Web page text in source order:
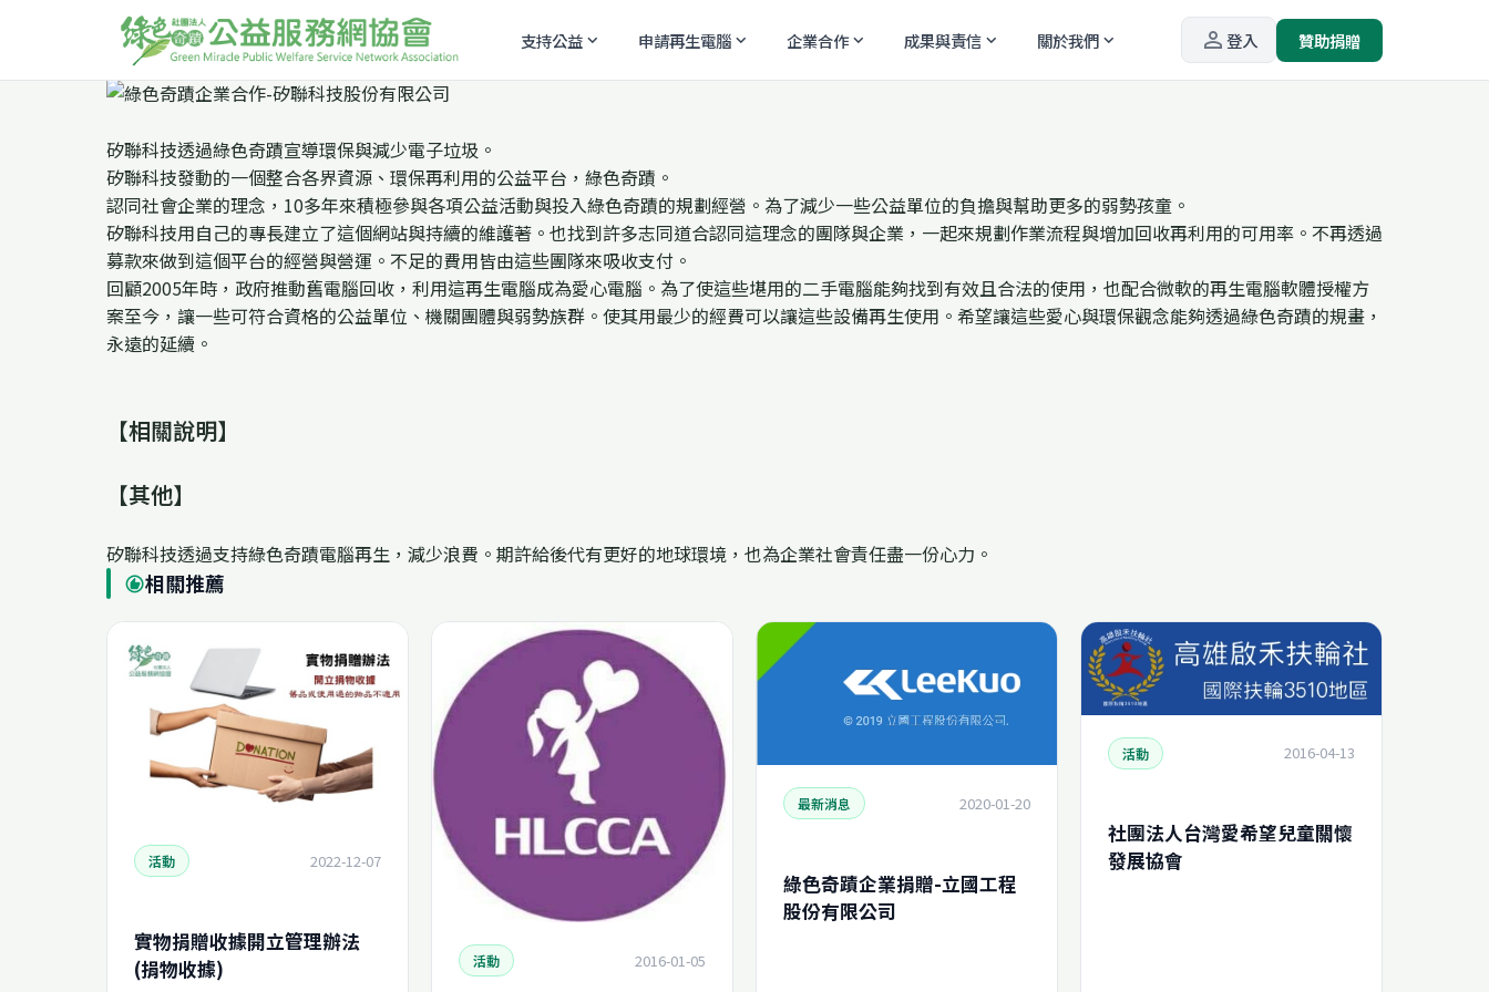
支持公益expand_more 申請再生電腦expand_more 企業合作expand_more 成果與責信expand_more 關於我們expand_more person_outline登入 贊助捐贈
矽聯科技透過綠色奇蹟宣導環保與減少電子垃圾。
矽聯科技發動的一個整合各界資源、環保再利用的公益平台，綠色奇蹟。
認同社會企業的理念，10多年來積極參與各項公益活動與投入綠色奇蹟的規劃經營。為了減少一些公益單位的負擔與幫助更多的弱勢孩童。
矽聯科技用自己的專長建立了這個網站與持續的維護著。也找到許多志同道合認同這理念的團隊與企業，一起來規劃作業流程與增加回收再利用的可用率。不再透過
募款來做到這個平台的經營與營運。不足的費用皆由這些團隊來吸收支付。
回顧2005年時，政府推動舊電腦回收，利用這再生電腦成為愛心電腦。為了使這些堪用的二手電腦能夠找到有效且合法的使用，也配合微軟的再生電腦軟體授權方
案至今，讓一些可符合資格的公益單位、機關團體與弱勢族群。使其用最少的經費可以讓這些設備再生使用。希望讓這些愛心與環保觀念能夠透過綠色奇蹟的規畫，
永遠的延續。
【相關說明】
【其他】
矽聯科技透過支持綠色奇蹟電腦再生，減少浪費。期許給後代有更好的地球環境，也為企業社會責任盡一份心力。
recommend相關推薦
活動 2022-12-07
實物捐贈收據開立管理辦法
(捐物收據)
活動 2016-01-05
最新消息 2020-01-20
綠色奇蹟企業捐贈-立國工程
股份有限公司
活動 2016-04-13
社團法人台灣愛希望兒童關懷
發展協會